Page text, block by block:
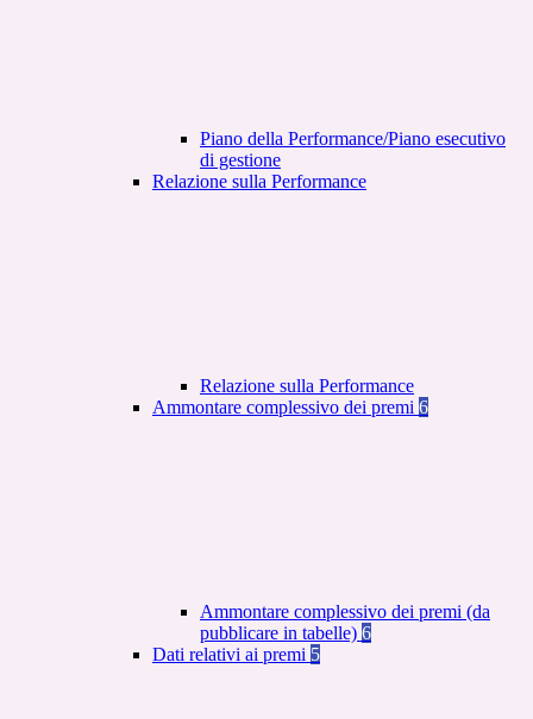
Piano della Performance/Piano esecutivo
di gestione
Relazione sulla Performance
Relazione sulla Performance
Ammontare complessivo dei premi 6
Ammontare complessivo dei premi (da
pubblicare in tabelle) 6
Dati relativi ai premi 5